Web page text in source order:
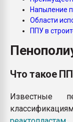
Напыление
Области
ППУ в
Что такое
Известные